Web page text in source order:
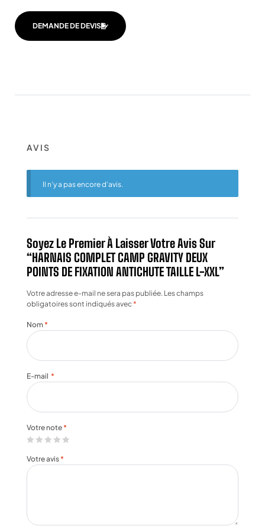
DEMANDE DE DEVIS
AVIS
Il n’y a pas encore d’avis.
Soyez Le Premier À Laisser Votre Avis Sur
“HARNAIS COMPLET CAMP GRAVITY DEUX
POINTS DE FIXATION ANTICHUTE TAILLE L-XXL”
Votre adresse e-mail ne sera pas publiée. Les champs
obligatoires sont indiqués avec*
Votre note *
Votre avis *
Nom *
E-mail *